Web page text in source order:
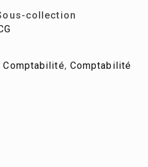
collection
Comptabilité, Comptabilité